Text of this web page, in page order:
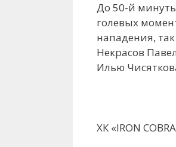
До 50-й
голевых
нападения,
Некрасов
Илью
ХК «IRON